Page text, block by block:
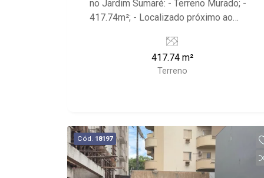
no Jardim Sumaré: - Terreno Murado; -
417.74m²; - Localizado próximo ao
Paulo e Droga Raia.
417.74 m²
Terreno
Cód. 18197